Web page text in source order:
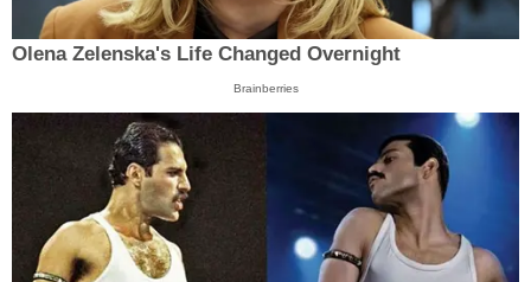
Olena Zelenska's Life Changed Overnight
Brainberries